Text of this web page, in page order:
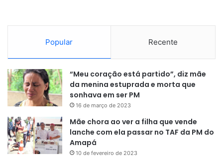
Na quarta-feira (14), apesar de o Índice Bovespa ter
iniciado a sessão “na contramão do mercado externo, com
forte pressão vendedora, recuperou-se durante o dia”, diz
o analista. Ele também informa que a desvalorização das
ações da Petrobras continou forte no pregão do dia,
puxando a fila das perdas no Ibovespa, enquanto os
bancos privados, Vale e B3 se valorizaram, ajudando na
boa recuperação do índice, que sinaliza para algum
repique ao longo dessa semana.
Popular Recente
“Meu coração está partido”, diz mãe
da menina estuprada e morta que
sonhava em ser PM
16 de março de 2023
Mãe chora ao ver a filha que vende
lanche com ela passar no TAF da PM do
Amapá
10 de fevereiro de 2023